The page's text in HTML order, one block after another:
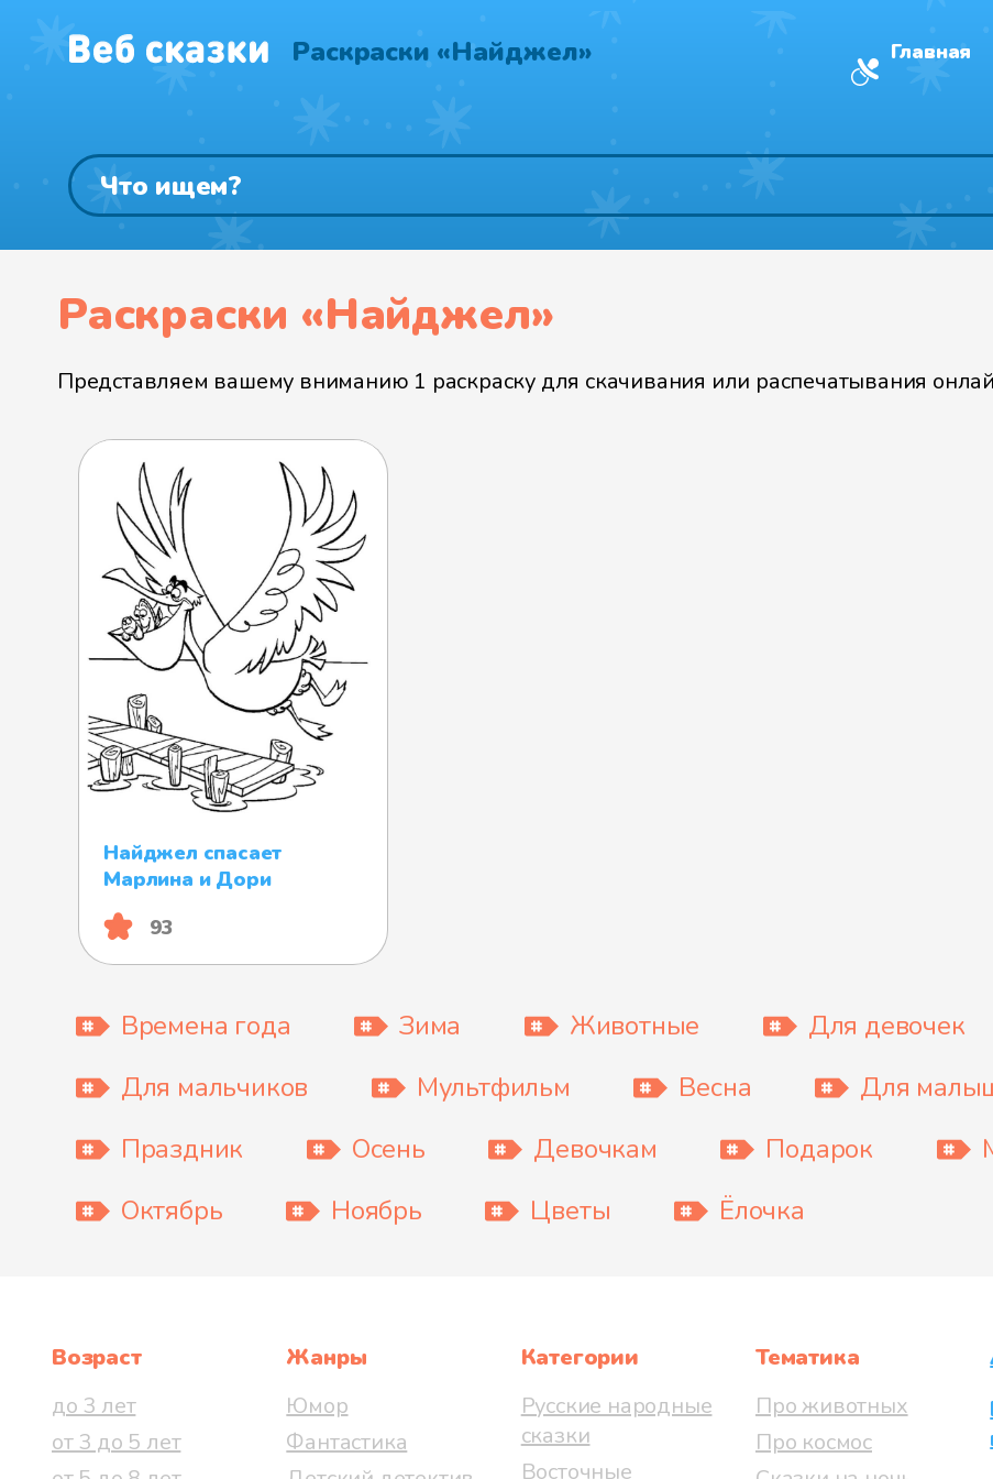
Раскраски «Найджел» Главная
Раскраски «Найджел»
Представляем вашему вниманию 1 раскраску для скачивания или распечатывания
Найджел спасает
Марлина и Дори
93
Времена года Зима Животные Для девочек
Для мальчиков
Мультфильм Весна Для
Праздник
Осень Девочкам Подарок
Октябрь
Ноябрь Цветы Ёлочка
Возраст
до 3 лет
от 3 до 5 лет
Жанры
Юмор
Фантастика
Категории
Русские народные
сказки
Восточные
Тематика
Про животных
Про космос